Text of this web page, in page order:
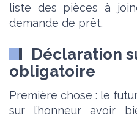
liste des pièces à
demande de prêt.
Déclaration
obligatoire
Première chose : le
sur l’honneur avoir